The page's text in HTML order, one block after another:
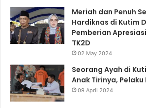
Meriah dan Penuh
Hardiknas di Kutim
Pemberian
TK2D
02 May 2024
Seorang Ayah di
Anak Tirinya,
09 April 2024